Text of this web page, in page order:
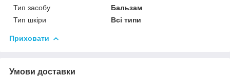
Тип засобу
Бальзам
Тип шкіри
Всі типи
Приховати
Умови доставки